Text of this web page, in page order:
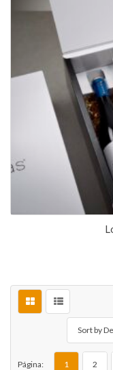
Sort by
Página: 1 2